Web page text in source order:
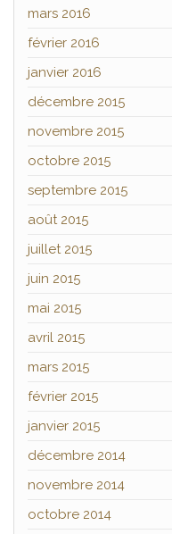
mars 2016
février 2016
janvier 2016
décembre 2015
novembre 2015
octobre 2015
septembre 2015
août 2015
juillet 2015
juin 2015
mai 2015
avril 2015
mars 2015
février 2015
janvier 2015
décembre 2014
novembre 2014
octobre 2014